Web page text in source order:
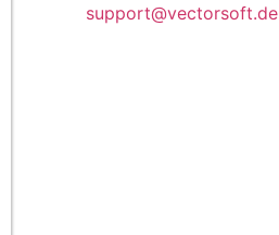
support@vectorsoft.de